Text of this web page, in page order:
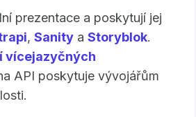
prezentace a poskytují jej
, Sanity a Storyblok.
vícejazyčných
API poskytuje vývojářům